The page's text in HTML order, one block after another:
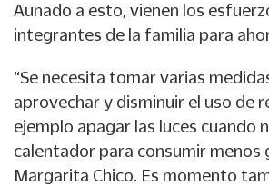
Aunado a esto, vienen los
integrantes de la familia para
“Se necesita tomar varias
aprovechar y disminuir el uso de
ejemplo apagar las luces cuando
calentador para consumir menos
Margarita Chico. Es momento